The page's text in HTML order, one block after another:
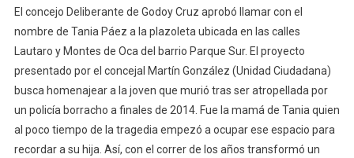
El concejo Deliberante de Godoy Cruz aprobó llamar con el
nombre de Tania Páez a la plazoleta ubicada en las calles
Lautaro y Montes de Oca del barrio Parque Sur. El proyecto
presentado por el concejal Martín González (Unidad Ciudadana)
busca homenajear a la joven que murió tras ser atropellada por
un policía borracho a finales de 2014. Fue la mamá de Tania quien
al poco tiempo de la tragedia empezó a ocupar ese espacio para
recordar a su hija. Así, con el correr de los años transformó un